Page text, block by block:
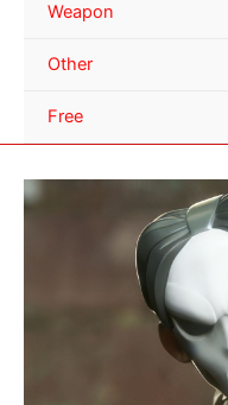
Weapon
Other
Free